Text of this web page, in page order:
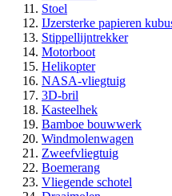
Stoel
IJzersterke papieren
Stippellijntrekker
Motorboot
Helikopter
NASA-vliegtuig
3D-bril
Kasteelhek
Bamboe bouwwerk
Windmolenwagen
Zweefvliegtuig
Boemerang
Vliegende schotel